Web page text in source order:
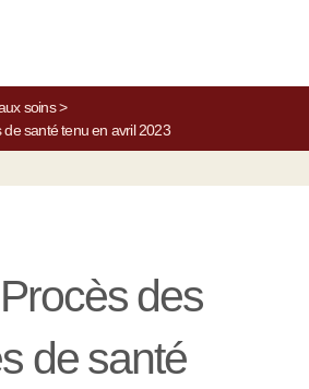
soins>
santé tenu en avril 2023
des
de santé